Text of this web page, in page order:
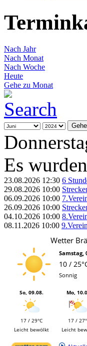
Nach Jahr
Nach Monat
Nach Woche
Heute
Gehe zu Monat
Es
23.08.2026 12:30 6
29.08.2026 10:00
06.09.2026 10:00
26.09.2026 10:00
04.10.2026 10:00
08.11.2026 10:00
Wetter
Samstag,
10 /
Sonnig
So, 09.08.
17 / 29°C
Leicht bewölkt
Mo,
17 /
Leicht